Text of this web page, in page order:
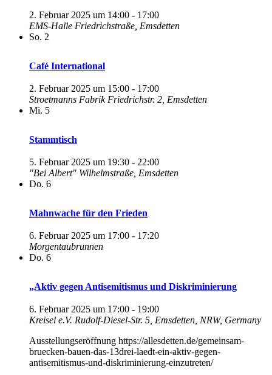
2. Februar 2025 um 14:00 - 17:00
EMS-Halle Friedrichstraße, Emsdetten
So. 2
Café International
2. Februar 2025 um 15:00 - 17:00
Stroetmanns Fabrik Friedrichstr. 2, Emsdetten
Mi. 5
Stammtisch
5. Februar 2025 um 19:30 - 22:00
"Bei Albert" Wilhelmstraße, Emsdetten
Do. 6
Mahnwache für den Frieden
6. Februar 2025 um 17:00 - 17:20
Morgentaubrunnen
Do. 6
„Aktiv gegen Antisemitismus und Diskriminierung
6. Februar 2025 um 17:00 - 19:00
Kreisel e.V. Rudolf-Diesel-Str. 5, Emsdetten, NRW, Germany
Ausstellungseröffnung https://allesdetten.de/gemeinsam-
bruecken-bauen-das-13drei-laedt-ein-aktiv-gegen-
antisemitismus-und-diskriminierung-einzutreten/